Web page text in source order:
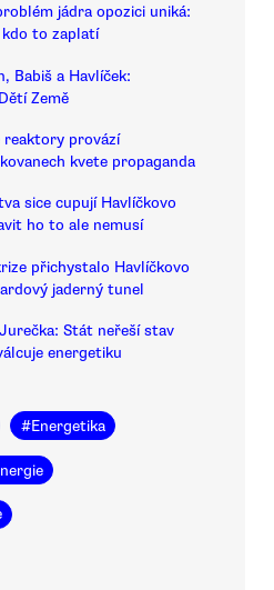
jádra opozici uniká:
to zaplatí
Babiš a Havlíček:
Země
reaktory provází
kvete propaganda
sice cupují Havlíčkovo
ho to ale nemusí
přichystalo Havlíčkovo
jaderný tunel
Stát neřeší stav
energetiku
#Energetika